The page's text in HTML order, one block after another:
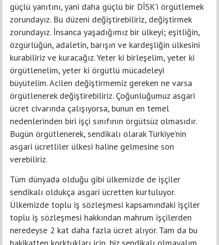
güçlü yanıtını, yani daha güçlü bir DİSK’i örgütlemek
zorundayız. Bu düzeni değiştirebiliriz, değiştirmek
zorundayız. İnsanca yaşadığımız bir ülkeyi; eşitliğin,
özgürlüğün, adaletin, barışın ve kardeşliğin ülkesini
kurabiliriz ve kuracağız. Yeter ki birleşelim, yeter ki
örgütlenelim, yeter ki örgütlü mücadeleyi
büyütelim. Acilen değiştirmemiz gereken ne varsa
örgütlenerek değiştirebiliriz. Çoğunluğumuz asgari
ücret civarında çalışıyorsa, bunun en temel
nedenlerinden biri işçi sınıfının örgütsüz olmasıdır.
Bugün örgütlenerek, sendikalı olarak Türkiye’nin
asgari ücretliler ülkesi haline gelmesine son
verebiliriz.
Tüm dünyada olduğu gibi ülkemizde de işçiler
sendikalı oldukça asgari ücretten kurtuluyor.
Ülkemizde toplu iş sözleşmesi kapsamındaki işçiler
toplu iş sözleşmesi hakkından mahrum işçilerden
neredeyse 2 kat daha fazla ücret alıyor. Tam da bu
hakikatten korktukları için, biz sendikalı olmayalım